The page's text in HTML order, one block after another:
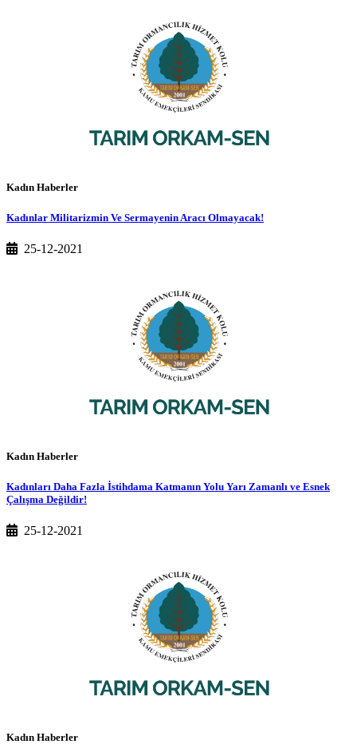
Kadın Haberler
Kadınlar Militarizmin Ve Sermayenin Aracı Olmayacak!
25-12-2021
Kadın Haberler
Kadınları Daha Fazla İstihdama Katmanın Yolu Yarı Zamanlı ve Esnek
Çalışma Değildir!
25-12-2021
Kadın Haberler